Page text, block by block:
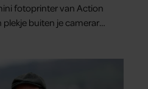
fotoprinter van Action
buiten je camerarol.